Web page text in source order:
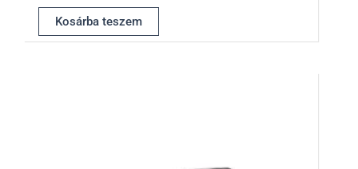
Kosárba teszem